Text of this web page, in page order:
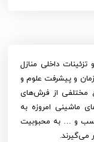
داخلی منازل
و پیشرفت علوم و
مختلفی از فرش‌های
ماشینی امروزه به
و … به محبوبیت
می‌گیرند.